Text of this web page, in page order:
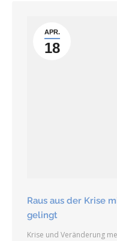
APR.
18
Raus aus der Krise
gelingt
Krise und Veränderung